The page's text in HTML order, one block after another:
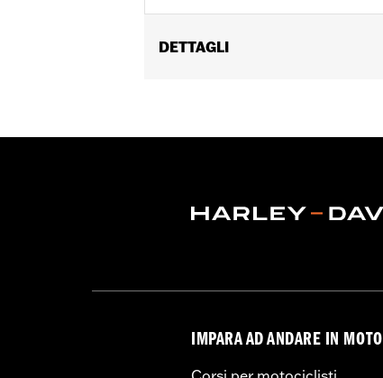
DETTAGLI
Collezione:Collezione ’66
IMPARA AD ANDARE IN MOTO